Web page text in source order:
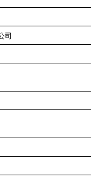
司